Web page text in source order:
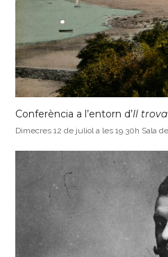
Conferència a l’entorn d’Il
Dimecres 12 de juliol a les 19.30h Sala